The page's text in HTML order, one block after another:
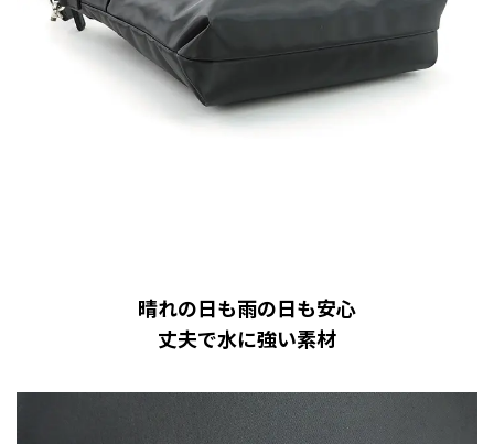
晴れの日も雨の日も安心
丈夫で水に強い素材